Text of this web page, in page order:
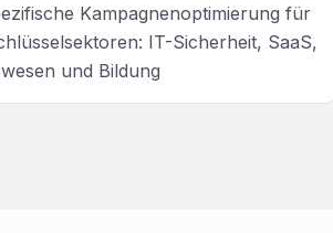
Kampagnenoptimierung für
IT-Sicherheit, SaaS,
und Bildung